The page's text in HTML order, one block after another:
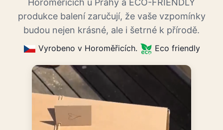
Horoměřicích u Prahy a ECO-FRIENDLY
produkce balení zaručují, že vaše vzpomínky
budou nejen krásné, ale i šetrné k přírodě.
Vyrobeno v Horoměřicích. Eco friendly